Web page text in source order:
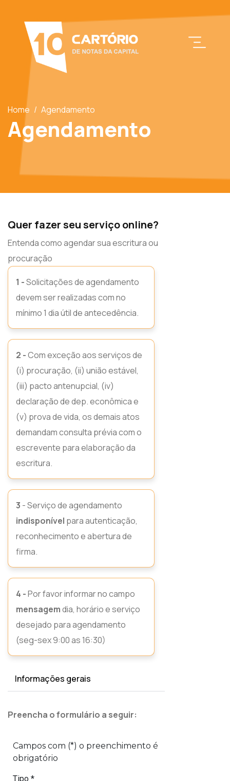
Home / Agendamento
Agendamento
Quer fazer seu serviço online?
Entenda como agendar sua escritura ou
procuração
1 -Solicitações de agendamento
devem ser realizadas com no
mínimo 1 dia útil de antecedência.
2 -Com exceção aos serviços de
(i) procuração, (ii) união estável,
(iii) pacto antenupcial, (iv)
declaração de dep. econômica e
(v) prova de vida, os demais atos
demandam consulta prévia com o
escrevente para elaboração da
escritura.
3 - Serviço de agendamento
indisponível para autenticação,
reconhecimento e abertura de
firma.
4 -Por favor informar no campo
mensagemdia, horário e serviço
desejado para agendamento
(seg-sex 9:00 as 16:30)
Informações gerais
Preencha o formulário a seguir: